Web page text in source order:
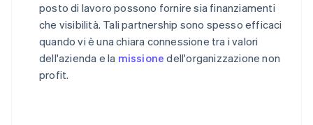
posto di lavoro possono fornire sia finanziamenti
che visibilità. Tali partnership sono spesso efficaci
quando vi è una chiara connessione tra i valori
dell'azienda e la missione dell'organizzazione non
profit.